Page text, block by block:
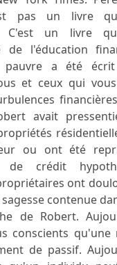
pas un livre
C'est un livre
de l'éducation
pauvre a été
et ceux qui
avait
ou ont été
de crédit
ont
contenue
de Robert.
conscients qu'une
de passif.